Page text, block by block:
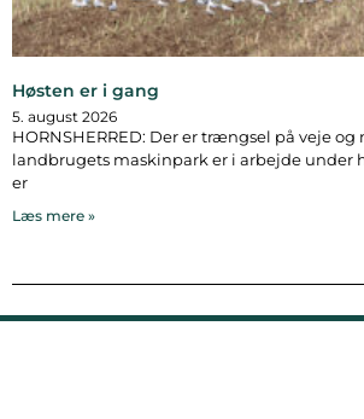
Høsten er i gang
5. august 2026
HORNSHERRED: Der er trængsel på veje og
landbrugets maskinpark er i arbejde under
er
Læs mere »